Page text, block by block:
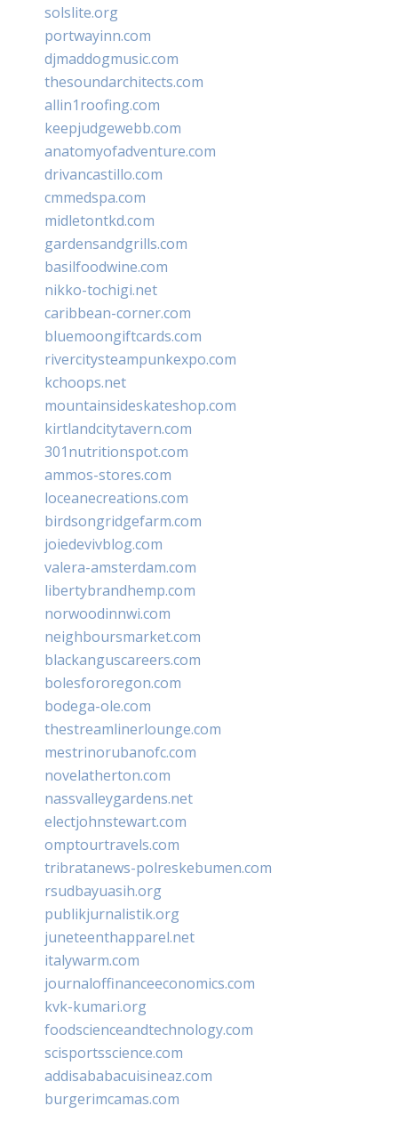
solslite.org
portwayinn.com
djmaddogmusic.com
thesoundarchitects.com
allin1roofing.com
keepjudgewebb.com
anatomyofadventure.com
drivancastillo.com
cmmedspa.com
midletontkd.com
gardensandgrills.com
basilfoodwine.com
nikko-tochigi.net
caribbean-corner.com
bluemoongiftcards.com
rivercitysteampunkexpo.com
kchoops.net
mountainsideskateshop.com
kirtlandcitytavern.com
301nutritionspot.com
ammos-stores.com
loceanecreations.com
birdsongridgefarm.com
joiedevivblog.com
valera-amsterdam.com
libertybrandhemp.com
norwoodinnwi.com
neighboursmarket.com
blackanguscareers.com
bolesfororegon.com
bodega-ole.com
thestreamlinerlounge.com
mestrinorubanofc.com
novelatherton.com
nassvalleygardens.net
electjohnstewart.com
omptourtravels.com
tribratanews-polreskebumen.com
rsudbayuasih.org
publikjurnalistik.org
juneteenthapparel.net
italywarm.com
journaloffinanceeconomics.com
kvk-kumari.org
foodscienceandtechnology.com
scisportsscience.com
addisababacuisineaz.com
burgerimcamas.com